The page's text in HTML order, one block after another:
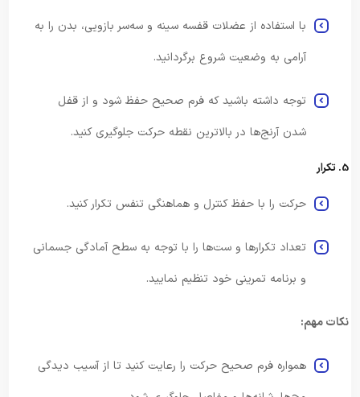
با استفاده از عضلات قفسه سینه و سه‌سر بازویی، بدن را به
آرامی به وضعیت شروع برگردانید.
توجه داشته باشید که فرم صحیح حفظ شود و از قفل
شدن آرنج‌ها در بالاترین نقطه حرکت جلوگیری کنید.
5. تکرار
حرکت را با حفظ کنترل و هماهنگی تنفس تکرار کنید.
تعداد تکرارها و ست‌ها را با توجه به سطح آمادگی جسمانی
و برنامه تمرینی خود تنظیم نمایید.
نکات مهم:
همواره فرم صحیح حرکت را رعایت کنید تا از آسیب دیدگی